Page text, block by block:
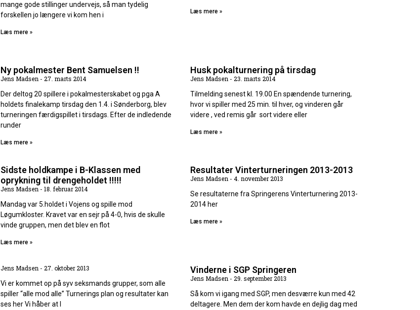
mange gode stillinger undervejs, så man tydelig
forskellen jo længere vi kom hen i
Læs mere »
Læs mere »
Ny pokalmester Bent Samuelsen !!
Jens Madsen
27. marts 2014
Der deltog 20 spillere i pokalmesterskabet og pga A
holdets finalekamp tirsdag den 1.4. i Sønderborg, blev
turneringen færdigspillet i tirsdags. Efter de indledende
runder
Læs mere »
Husk pokalturnering på tirsdag
Jens Madsen
23. marts 2014
Tilmelding senest kl. 19.00 En spændende turnering,
hvor vi spiller med 25 min. til hver, og vinderen går
videre , ved remis går sort videre eller
Læs mere »
Sidste holdkampe i B-Klassen med
oprykning til drengeholdet !!!!!
Jens Madsen
18. februar 2014
Mandag var 5.holdet i Vojens og spille mod
Løgumkloster. Kravet var en sejr på 4-0, hvis de skulle
vinde gruppen, men det blev en flot
Læs mere »
Resultater Vinterturneringen 2013-2013
Jens Madsen
4. november 2013
Se resultaterne fra Springerens Vinterturnering 2013-
2014 her
Læs mere »
Jens Madsen
27. oktober 2013
Vi er kommet op på syv seksmands grupper, som alle
spiller “alle mod alle” Turnerings plan og resultater kan
ses her Vi håber at I
Vinderne i SGP Springeren
Jens Madsen
29. september 2013
Så kom vi igang med SGP, men desværre kun med 42
deltagere. Men dem der kom havde en dejlig dag med